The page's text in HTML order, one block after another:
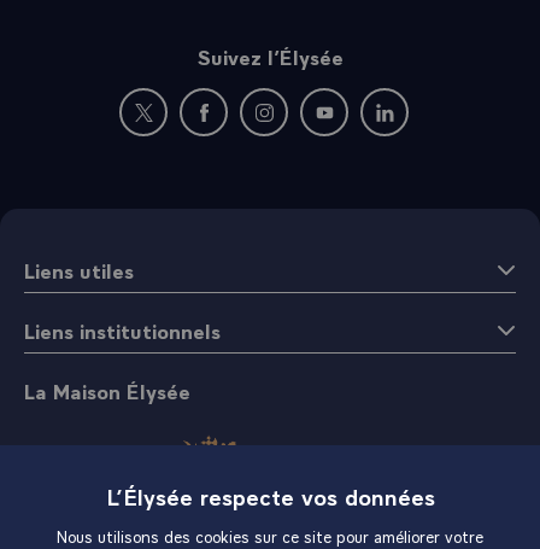
Suivez l’Élysée
Nouvelle fenêtre : rejoignez-nous sur Twitter
Nouvelle fenêtre : rejoignez-nous sur
Nouvelle fenêtre : rejoignez-nous
Nouvelle fenêtre :
Nouvelle fenêtre :
Liens utiles
Liens institutionnels
La Maison Élysée
L’Élysée respecte vos données
Nous utilisons des cookies sur ce site pour améliorer votre